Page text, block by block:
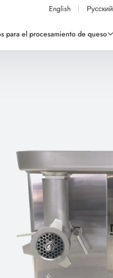
English Русский
para el procesamiento de queso